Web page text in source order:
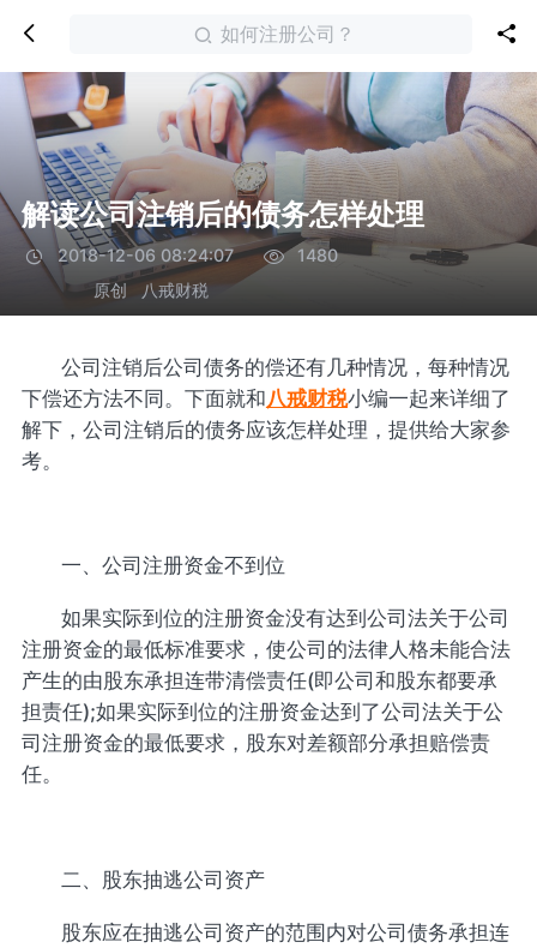
如何注册公司？
解读公司注销后的债务怎样处理
2018-12-06 08:24:07
1480
原创
八戒财税
公司注销后公司债务的偿还有几种情况，每种情况
下偿还方法不同。下面就和八戒财税小编一起来详细了
解下，公司注销后的债务应该怎样处理，提供给大家参
考。
一、公司注册资金不到位
如果实际到位的注册资金没有达到公司法关于公司
注册资金的最低标准要求，使公司的法律人格未能合法
产生的由股东承担连带清偿责任(即公司和股东都要承
担责任);如果实际到位的注册资金达到了公司法关于公
司注册资金的最低要求，股东对差额部分承担赔偿责
任。
二、股东抽逃公司资产
股东应在抽逃公司资产的范围内对公司债务承担连